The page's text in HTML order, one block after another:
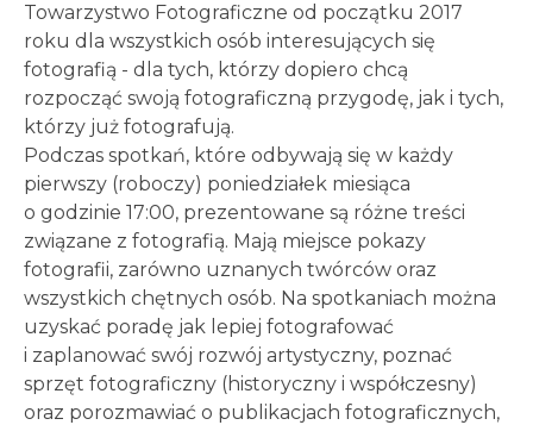
Towarzystwo Fotograficzne od początku 2017
roku dla wszystkich osób interesujących się
fotografią - dla tych, którzy dopiero chcą
rozpocząć swoją fotograficzną przygodę, jak i tych,
którzy już fotografują.
Podczas spotkań, które odbywają się w każdy
pierwszy (roboczy) poniedziałek miesiąca
o godzinie 17:00, prezentowane są różne treści
związane z fotografią. Mają miejsce pokazy
fotografii, zarówno uznanych twórców oraz
wszystkich chętnych osób. Na spotkaniach można
uzyskać poradę jak lepiej fotografować
i zaplanować swój rozwój artystyczny, poznać
sprzęt fotograficzny (historyczny i współczesny)
oraz porozmawiać o publikacjach fotograficznych,